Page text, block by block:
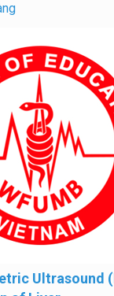
Ultrasound